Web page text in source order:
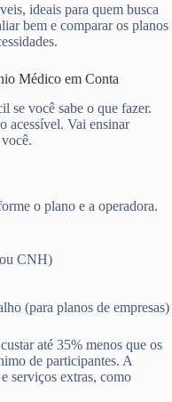
ideais para quem busca
bem e comparar os planos
Médico em Conta
se você sabe o que fazer.
acessível. Vai ensinar
o plano e a operadora.
CNH)
(para planos de empresas)
até 35% menos que os
de participantes. A
serviços extras, como